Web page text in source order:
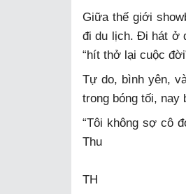
Giữa thế giới
đi du lịch. Đi hát ở
“hít thở lại cuộc
Tự do, bình yên,
trong bóng tối, nay
“Tôi không sợ cô
Thu
TH